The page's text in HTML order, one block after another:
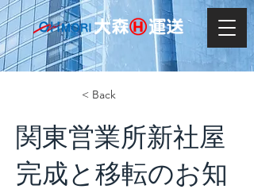
< Back
関東営業所新社屋
完成と移転のお知